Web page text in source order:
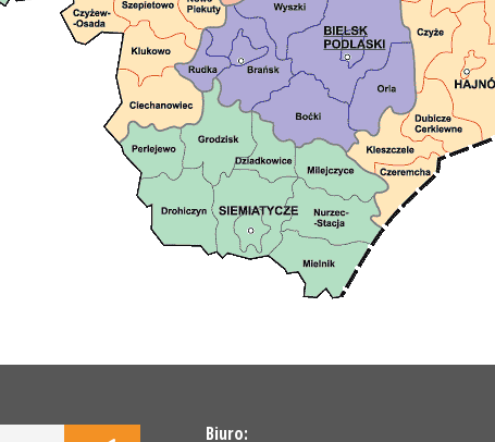
Biuro: